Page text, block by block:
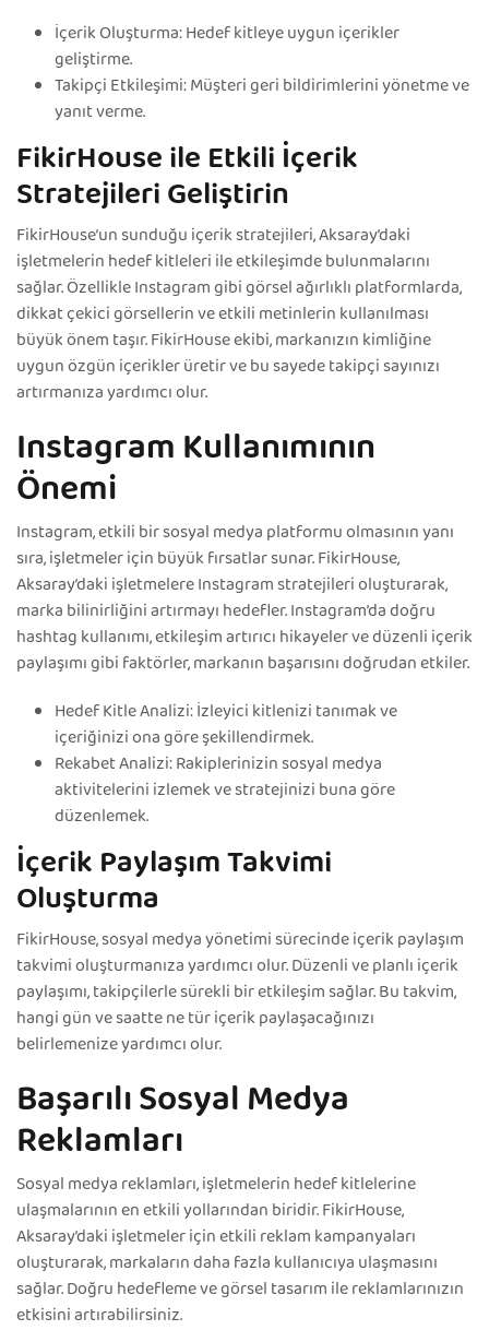
İçerik Oluşturma: Hedef kitleye uygun içerikler
geliştirme.
Takipçi Etkileşimi: Müşteri geri bildirimlerini yönetme ve
yanıt verme.
FikirHouse ile Etkili İçerik
Stratejileri Geliştirin
FikirHouse’un sunduğu içerik stratejileri, Aksaray’daki
işletmelerin hedef kitleleri ile etkileşimde bulunmalarını
sağlar. Özellikle Instagram gibi görsel ağırlıklı platformlarda,
dikkat çekici görsellerin ve etkili metinlerin kullanılması
büyük önem taşır. FikirHouse ekibi, markanızın kimliğine
uygun özgün içerikler üretir ve bu sayede takipçi sayınızı
artırmanıza yardımcı olur.
Instagram Kullanımının
Önemi
Instagram, etkili bir sosyal medya platformu olmasının yanı
sıra, işletmeler için büyük fırsatlar sunar. FikirHouse,
Aksaray’daki işletmelere Instagram stratejileri oluşturarak,
marka bilinirliğini artırmayı hedefler. Instagram’da doğru
hashtag kullanımı, etkileşim artırıcı hikayeler ve düzenli içerik
paylaşımı gibi faktörler, markanın başarısını doğrudan etkiler.
Hedef Kitle Analizi: İzleyici kitlenizi tanımak ve
içeriğinizi ona göre şekillendirmek.
Rekabet Analizi: Rakiplerinizin sosyal medya
aktivitelerini izlemek ve stratejinizi buna göre
düzenlemek.
İçerik Paylaşım Takvimi
Oluşturma
FikirHouse, sosyal medya yönetimi sürecinde içerik paylaşım
takvimi oluşturmanıza yardımcı olur. Düzenli ve planlı içerik
paylaşımı, takipçilerle sürekli bir etkileşim sağlar. Bu takvim,
hangi gün ve saatte ne tür içerik paylaşacağınızı
belirlemenize yardımcı olur.
Başarılı Sosyal Medya
Reklamları
Sosyal medya reklamları, işletmelerin hedef kitlelerine
ulaşmalarının en etkili yollarından biridir. FikirHouse,
Aksaray’daki işletmeler için etkili reklam kampanyaları
oluşturarak, markaların daha fazla kullanıcıya ulaşmasını
sağlar. Doğru hedefleme ve görsel tasarım ile reklamlarınızın
etkisini artırabilirsiniz.